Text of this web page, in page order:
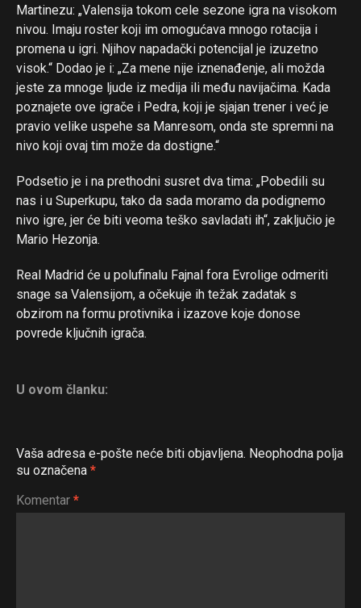
Martinezu: „Valensija tokom cele sezone igra na visokom
nivou. Imaju roster koji im omogućava mnogo rotacija i
promena u igri. Njihov napadački potencijal je izuzetno
visok.“ Dodao je i: „Za mene nije iznenađenje, ali možda
jeste za mnoge ljude iz medija ili među navijačima. Kada
poznajete ove igrače i Pedra, koji je sjajan trener i već je
pravio velike uspehe sa Manresom, onda ste spremni na
nivo koji ovaj tim može da dostigne.“
Podsetio je i na prethodni susret dva tima: „Pobedili su
nas i u Superkupu, tako da sada moramo da podignemo
nivo igre, jer će biti veoma teško savladati ih“, zaključio je
Mario Hezonja.
Real Madrid će u polufinalu Fajnal fora Evrolige odmeriti
snage sa Valensijom, a očekuje ih težak zadatak s
obzirom na formu protivnika i izazove koje donose
povrede ključnih igrača.
U ovom članku:
Vaša adresa e-pošte neće biti objavljena. Neophodna polja
su označena *
Komentar *
Flipboard
Reddit
Whatsapp
Email